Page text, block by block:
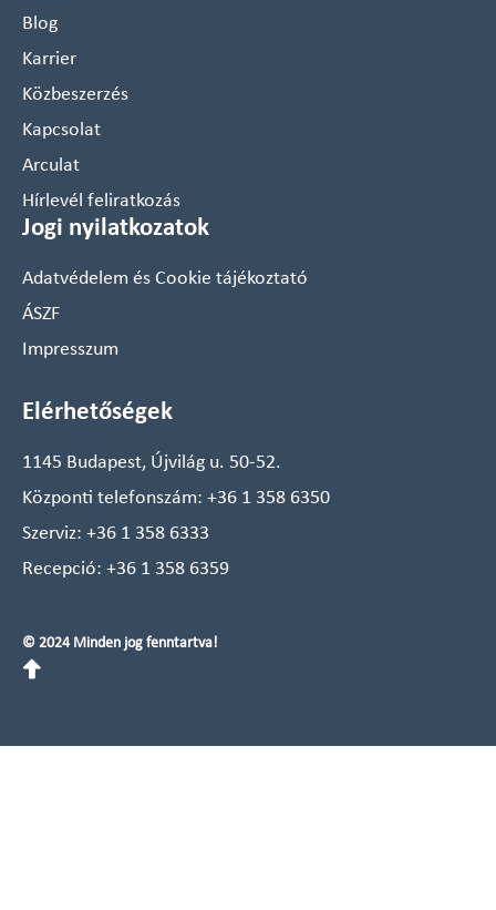
Blog
Karrier
Közbeszerzés
Kapcsolat
Arculat
Hírlevél feliratkozás
Jogi nyilatkozatok
Adatvédelem és Cookie tájékoztató
ÁSZF
Impresszum
Elérhetőségek
1145 Budapest, Újvilág u. 50-52.
Központi telefonszám: +36 1 358 6350
Szerviz: +36 1 358 6333
Recepció: +36 1 358 6359
© 2024 Minden jog fenntartva!